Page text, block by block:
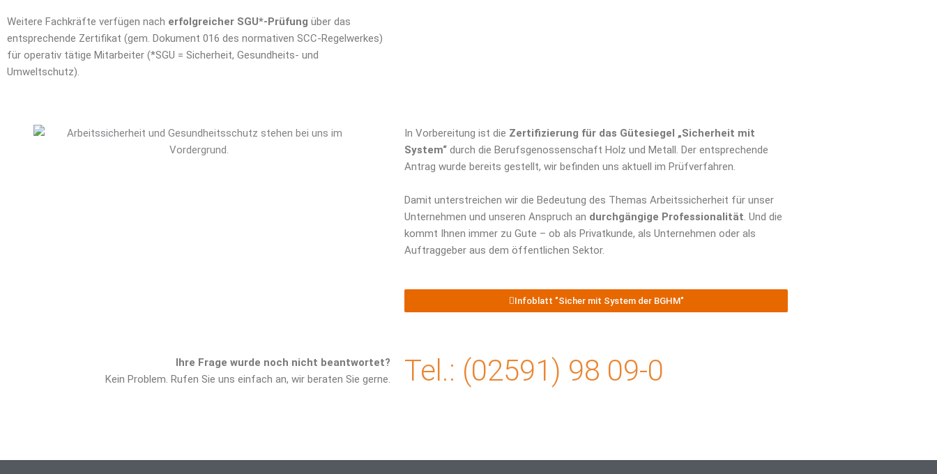
Weitere Fachkräfte verfügen nach erfolgreicher SGU*-Prüfung über das
entsprechende Zertifikat (gem. Dokument 016 des normativen SCC-Regelwerkes)
für operativ tätige Mitarbeiter (*SGU = Sicherheit, Gesundheits- und
Umweltschutz).
In Vorbereitung ist die Zertifizierung für das Gütesiegel „Sicherheit mit
System“ durch die Berufsgenossenschaft Holz und Metall. Der entsprechende
Antrag wurde bereits gestellt, wir befinden uns aktuell im Prüfverfahren.
Damit unterstreichen wir die Bedeutung des Themas Arbeitssicherheit für unser
Unternehmen und unseren Anspruch an durchgängige Professionalität. Und die
kommt Ihnen immer zu Gute – ob als Privatkunde, als Unternehmen oder als
Auftraggeber aus dem öffentlichen Sektor.
Infoblatt "Sicher mit System der BGHM"
Ihre Frage wurde noch nicht beantwortet?
Kein Problem. Rufen Sie uns einfach an, wir beraten Sie gerne.
Tel.: (02591) 98 09-0